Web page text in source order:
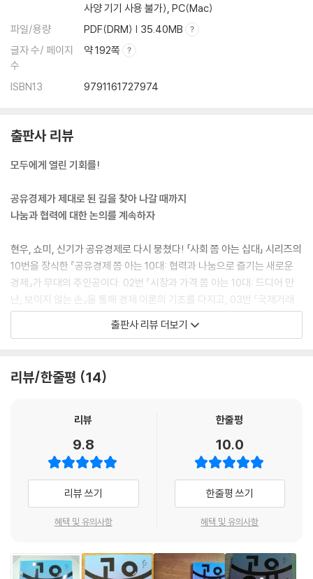
사양 기기 사용 불가), PC(Mac)
파일/용량
PDF(DRM) | 35.40MB
글자 수/ 페이지
수
약 192쪽
ISBN13 9791161727974
출판사 리뷰
모두에게 열린 기회를!
공유경제가 제대로 된 길을 찾아 나갈 때까지
나눔과 협력에 대한 논의를 계속하자
현우, 쇼미, 신기가 공유경제로 다시 뭉쳤다! 「사회 쫌 아는 십대」 시리즈의
10번을 장식한 『공유경제 쫌 아는 10대: 협력과 나눔으로 즐기는 새로운
경제』가 무대의 주인공이다. 02번 『시장과 가격 쫌 아는 10대: 드디어 만
난, 보이지 않는 손』을 통해 경제 이론의 기초를 다지고, 03번 『국제거래
와 환율 쫌 아는 10대: 하나 된 세계 시장 속 우리』로 경제의 날개를 달고 세
계 시장의 구석구석을 살펴본 독자라면, 이제 현대 사회의 가장 뜨거운 이
다. 그도 그럴 것이, 공유경제에 대한 정의도 시간이 지나며 달라지고, 공유
이다. 단어는 하나지만 그것을 활용하고 적용하는 방식이 천차만별이다 보
니 공유경제를 바라보는 시각 또한 균일하지 못하다. 새로운 대안 경제로
서 환호하는 사람이 있는가 하면, 공유가 없는 가짜 공유경제 기업이 등장
하며 공유경제 자체를 깎아내리고 비난하는 시선 또한 강하다. 도대체 공
유경제의 정체는 뭐고, 공유경제를 어떻게 바라봐야 할까?
오늘 사촌 현우와 쇼미가 공유주택에 입주한 경제신문 기자 신기의 집에
방문해 공유경제의 A부터 Z까지 속속들이 파헤쳐 본다. 무엇을 공유하는
출판사 리뷰 더보기
리뷰/한줄평 14
리뷰
9.8
리뷰 쓰기
혜택 및 유의사항
한줄평
10.0
한줄평 쓰기
혜택 및 유의사항